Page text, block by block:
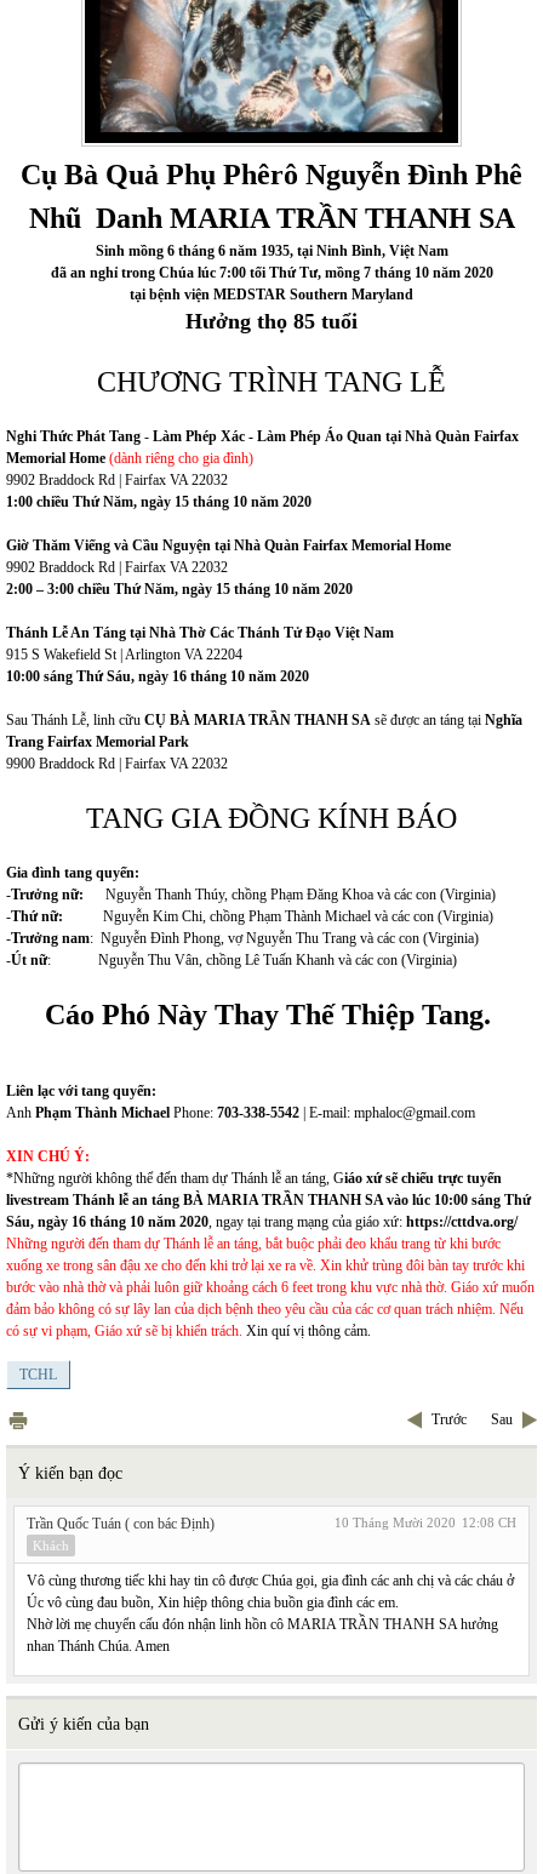
Cụ Bà Quả Phụ Phêrô Nguyễn Đình Phê
Nhũ Danh MARIA TRẦN THANH SA
Sinh mồng 6 tháng 6 năm 1935, tại Ninh Bình, Việt Nam
đã an nghỉ trong Chúa lúc 7:00 tối Thứ Tư, mồng 7 tháng 10 năm 2020
tại bệnh viện MEDSTAR Southern Maryland
Hưởng thọ 85 tuổi
CHƯƠNG TRÌNH TANG LỄ
Nghi Thức Phát Tang - Làm Phép Xác - Làm Phép Áo Quan tại Nhà Quàn Fairfax
Memorial Home (dành riêng cho gia đình)
9902 Braddock Rd | Fairfax VA 22032
1:00 chiều Thứ Năm, ngày 15 tháng 10 năm 2020
Giờ Thăm Viếng và Cầu Nguyện tại Nhà Quàn Fairfax Memorial Home
9902 Braddock Rd | Fairfax VA 22032
2:00 – 3:00 chiều Thứ Năm, ngày 15 tháng 10 năm 2020
Thánh Lễ An Táng tại Nhà Thờ Các Thánh Tử Đạo Việt Nam
915 S Wakefield St | Arlington VA 22204
10:00 sáng Thứ Sáu, ngày 16 tháng 10 năm 2020
Sau Thánh Lễ, linh cữu CỤ BÀ MARIA TRẦN THANH SA sẽ được an táng tại Nghĩa
Trang Fairfax Memorial Park
9900 Braddock Rd | Fairfax VA 22032
TANG GIA ĐỒNG KÍNH BÁO
Gia đình tang quyến:
-Trưởng nữ: Nguyễn Thanh Thúy, chồng Phạm Đăng Khoa và các con (Virginia)
-Thứ nữ: Nguyễn Kim Chi, chồng Phạm Thành Michael và các con (Virginia)
-Trưởng nam: Nguyễn Đình Phong, vợ Nguyễn Thu Trang và các con (Virginia)
-Út nữ: Nguyễn Thu Vân, chồng Lê Tuấn Khanh và các con (Virginia)
Cáo Phó Này Thay Thế Thiệp Tang.
Liên lạc với tang quyến:
Anh Phạm Thành Michael Phone: 703-338-5542 | E-mail: mphaloc@gmail.com
XIN CHÚ Ý:
*Những người không thể đến tham dự Thánh lễ an táng, Giáo xứ sẽ chiếu trực tuyến
livestream Thánh lễ an táng BÀ MARIA TRẦN THANH SA vào lúc 10:00 sáng Thứ
Sáu, ngày 16 tháng 10 năm 2020, ngay tại trang mạng của giáo xứ: https://cttdva.org/
Những người đến tham dự Thánh lễ an táng, bắt buộc phải đeo khẩu trang từ khi bước
xuống xe trong sân đậu xe cho đến khi trở lại xe ra về. Xin khử trùng đôi bàn tay trước khi
bước vào nhà thờ và phải luôn giữ khoảng cách 6 feet trong khu vực nhà thờ. Giáo xứ muốn
đảm bảo không có sự lây lan của dịch bệnh theo yêu cầu của các cơ quan trách nhiệm. Nếu
có sự vi phạm, Giáo xứ sẽ bị khiển trách. Xin quí vị thông cảm.
TCHL
Trước Sau
Ý kiến bạn đọc
10 Tháng Mười 2020 12:08 CH
Trần Quốc Tuán ( con bác Định)
Khách
Vô cùng thương tiếc khi hay tin cô được Chúa gọi, gia đình các anh chị và các cháu ở
Úc vô cùng đau buồn, Xin hiệp thông chia buồn gia đình các em.
Nhờ lời mẹ chuyển cấu đón nhận linh hồn cô MARIA TRẦN THANH SA hưởng
nhan Thánh Chúa. Amen
Gửi ý kiến của bạn